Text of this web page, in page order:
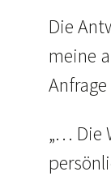
Die
meine
„… Die